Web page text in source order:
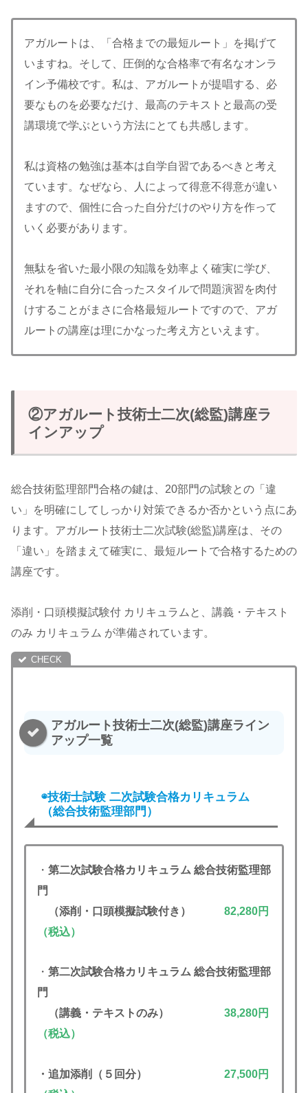
アガルートは、「合格までの最短ルート」を掲げて
いますね。そして、圧倒的な合格率で有名なオンラ
イン予備校です。私は、アガルートが提唱する、必
要なものを必要なだけ、最高のテキストと最高の受
講環境で学ぶという方法にとても共感します。
私は資格の勉強は基本は自学自習であるべきと考え
ています。なぜなら、人によって得意不得意が違い
ますので、個性に合った自分だけのやり方を作って
いく必要があります。
無駄を省いた最小限の知識を効率よく確実に学び、
それを軸に自分に合ったスタイルで問題演習を肉付
けすることがまさに合格最短ルートですので、アガ
ルートの講座は理にかなった考え方といえます。
②アガルート技術士二次(総監)講座ラ
インアップ
総合技術監理部門合格の鍵は、20部門の試験との「違
い」を明確にしてしっかり対策できるか否かという点にあ
ります。アガルート技術士二次試験(総監)講座は、その
「違い」を踏まえて確実に、最短ルートで合格するための
講座です。
添削・口頭模擬試験付 カリキュラムと、講義・テキスト
のみ カリキュラム が準備されています。
アガルート技術士二次(総監)講座ライン
アップ一覧
◉技術士試験 二次試験合格カリキュラム
（総合技術監理部門 ）
・ 第二次試験合格カリキュラム 総合技術監理部
門
（添削・口頭模擬試験付き）
82,280円
（税込）
・ 第二次試験合格カリキュラム 総合技術監理部
門
（講義・テキストのみ）
38,280円
（税込）
・追加添削（５回分）
27,500円